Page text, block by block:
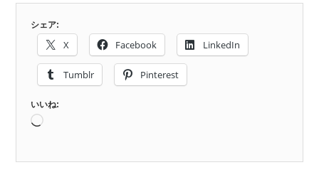
シェア:
X Facebook LinkedIn
Tumblr Pinterest
いいね: